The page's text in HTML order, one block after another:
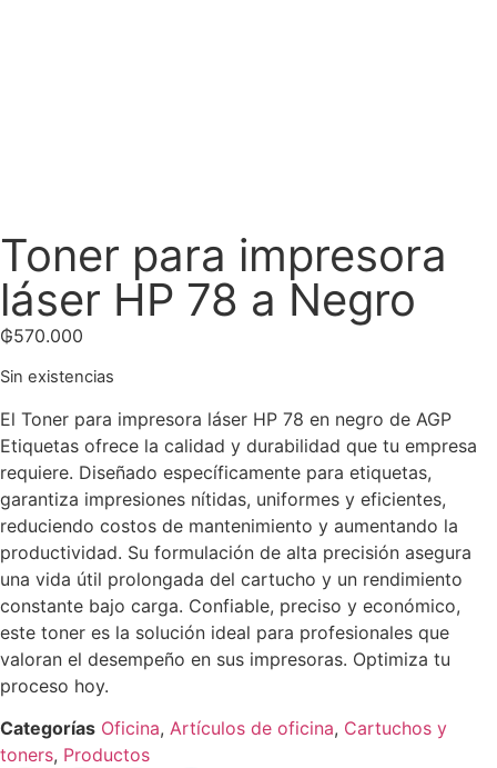
Toner para impresora
láser HP 78 a Negro
₲570.000
Sin existencias
El Toner para impresora láser HP 78 en negro de AGP
Etiquetas ofrece la calidad y durabilidad que tu empresa
requiere. Diseñado específicamente para etiquetas,
garantiza impresiones nítidas, uniformes y eficientes,
reduciendo costos de mantenimiento y aumentando la
productividad. Su formulación de alta precisión asegura
una vida útil prolongada del cartucho y un rendimiento
constante bajo carga. Confiable, preciso y económico,
este toner es la solución ideal para profesionales que
valoran el desempeño en sus impresoras. Optimiza tu
proceso hoy.
Categorías Oficina, Artículos de oficina, Cartuchos y
toners, Productos